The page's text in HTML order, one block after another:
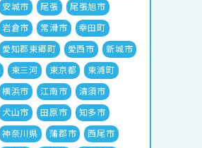
安城市 尾張
尾張旭市
岩倉市 常滑市
幸田町
愛知郡東郷町 愛西市
新城市
東三河 東京都
東浦町
横浜市 江南市
清須市
犬山市 田原市
知多市
神奈川県 蒲郡市
西尾市